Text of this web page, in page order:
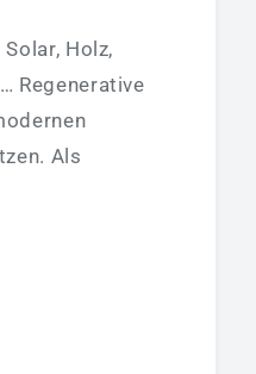
Holz,
Regenerative
Als